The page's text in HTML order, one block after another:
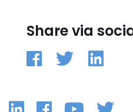
Share via